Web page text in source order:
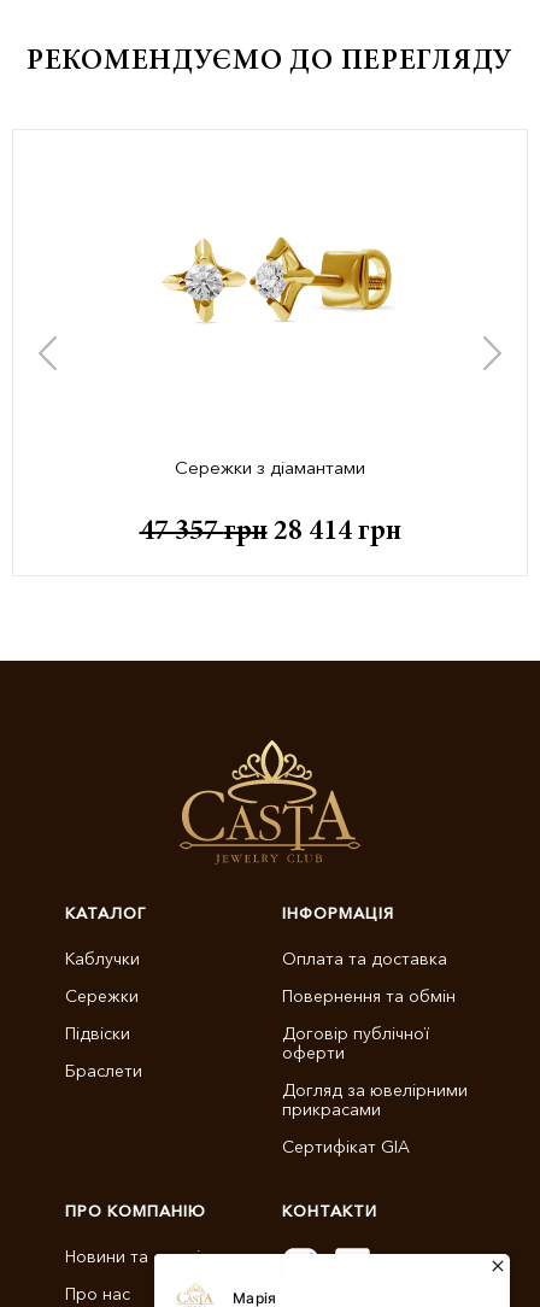
РЕКОМЕНДУЄМО ДО ПЕРЕГЛЯДУ
Сережки з діамантами
47 357грн 28 414 грн
КАТАЛОГ
Каблучки
Сережки
Підвіски
Браслети
ІНФОРМАЦІЯ
Оплата та доставка
Повернення та обмін
Договір публічної
оферти
Догляд за ювелірними
прикрасами
Сертифікат GIA
ПРО КОМПАНІЮ
Новини та статті
Про нас
КОНТАКТИ